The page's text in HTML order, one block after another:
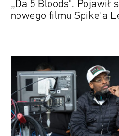
„Da 5 Bloods". Pojawił
nowego filmu Spike'a
Lee:
Filmowa
partyzantka